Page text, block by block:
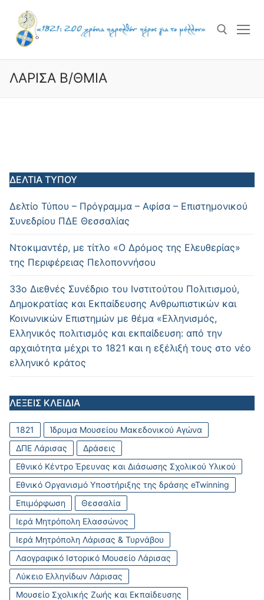
content
ΛΑΡΙΣΑ Β/ΘΜΙΑ
ΔΕΛΤΙΑ ΤΥΠΟΥ
Δελτίο Τύπου – Πρόγραμμα – Αφίσα – Επιστημονικού
Συνεδρίου ΠΔΕ Θεσσαλίας
Ντοκιμαντέρ, με τίτλο «Ο Δρόμος της Ελευθερίας»
της Περιφέρειας Πελοποννήσου
33ο Διεθνές Συνέδριο του Ινστιτούτου Πολιτισμού,
Δημοκρατίας και Εκπαίδευσης Ανθρωπιστικών και
Κοινωνικών Επιστημών με θέμα «Ελληνισμός,
Ελληνικός πολιτισμός και εκπαίδευση: από την
αρχαιότητα μέχρι το 1821 και η εξέλιξή τους στο νέο
ελληνικό κράτος
ΛΕΞΕΙΣ ΚΛΕΙΔΙΑ
1821
Ίδρυμα Μουσείου Μακεδονικού Αγώνα
ΔΠΕ Λάρισας
Δράσεις
Εθνικό Κέντρο Έρευνας και Διάσωσης Σχολικού Υλικού
Εθνικό Οργανισμό Υποστήριξης της δράσης eTwinning
Επιμόρφωση
Θεσσαλία
Ιερά Μητρόπολη Ελασσώνος
Ιερά Μητρόπολη Λάρισας & Τυρνάβου
Λαογραφικό Ιστορικό Μουσείο Λάρισας
Λύκειο Ελληνίδων Λάρισας
Μουσείο Σχολικής Ζωής και Εκπαίδευσης